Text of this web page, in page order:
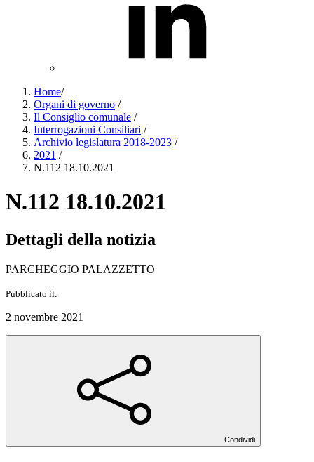
Home/
Organi di governo /
Il Consiglio comunale /
Interrogazioni Consiliari /
Archivio legislatura 2018-2023 /
2021 /
N.112 18.10.2021
N.112 18.10.2021
Dettagli della notizia
PARCHEGGIO PALAZZETTO
Pubblicato il:
2 novembre 2021
Condividi